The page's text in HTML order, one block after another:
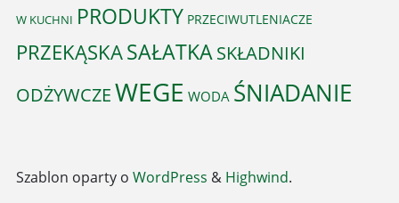
W KUCHNI PRODUKTY PRZECIWUTLENIACZE
PRZEKĄSKASAŁATKASKŁADNIKI
ODŻYWCZEWEGE WODA ŚNIADANIE
Szablon oparty o WordPress & Highwind.